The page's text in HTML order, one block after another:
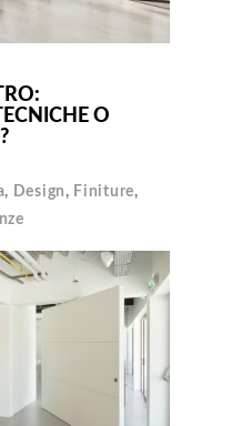
O
, Design, Finiture,